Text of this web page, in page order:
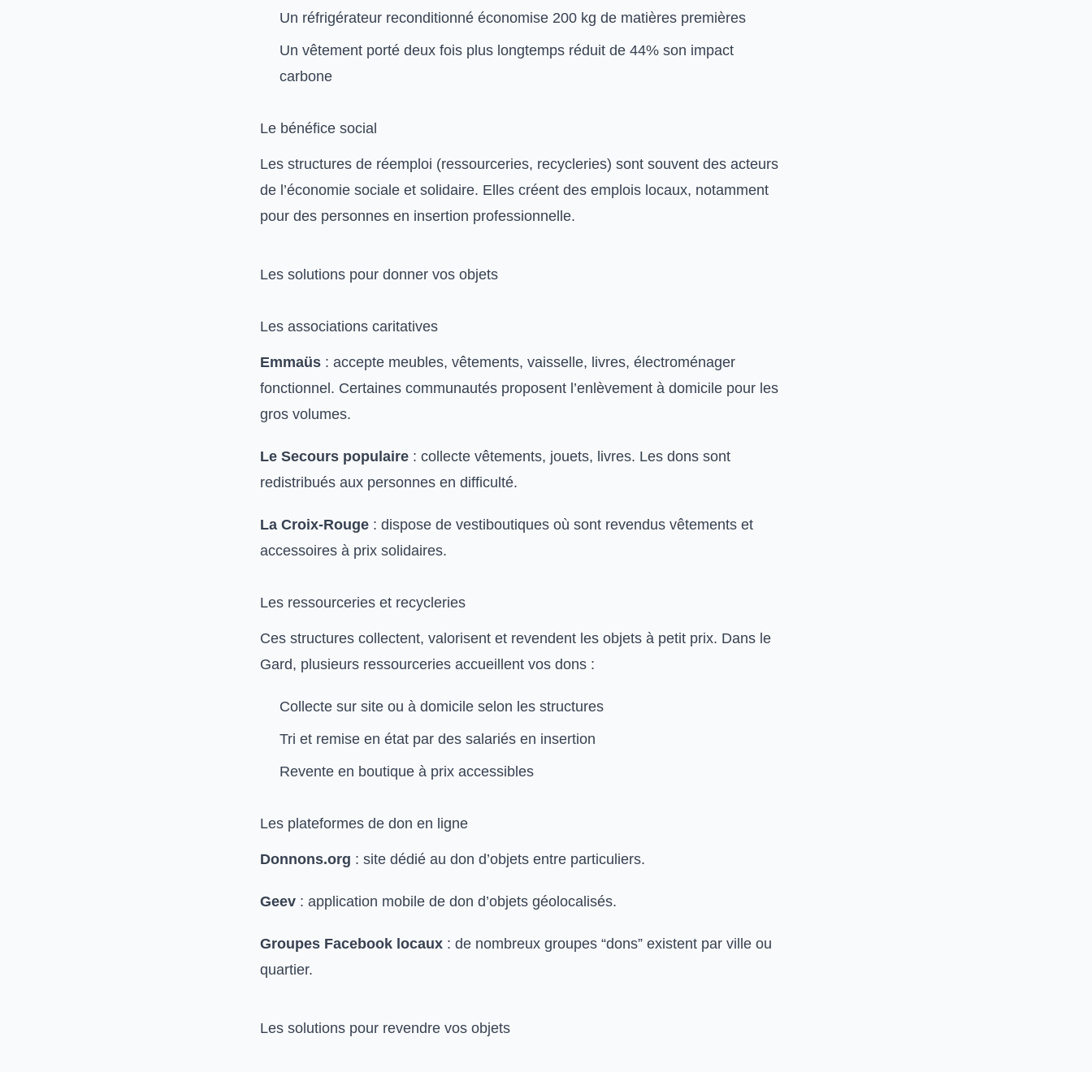
Un réfrigérateur reconditionné économise 200 kg de matières premières
Un vêtement porté deux fois plus longtemps réduit de 44% son impact
carbone
Le bénéfice social
Les structures de réemploi (ressourceries, recycleries) sont souvent des acteurs
de l’économie sociale et solidaire. Elles créent des emplois locaux, notamment
pour des personnes en insertion professionnelle.
Les solutions pour donner vos objets
Les associations caritatives
Emmaüs : accepte meubles, vêtements, vaisselle, livres, électroménager
fonctionnel. Certaines communautés proposent l’enlèvement à domicile pour les
gros volumes.
Le Secours populaire : collecte vêtements, jouets, livres. Les dons sont
redistribués aux personnes en difficulté.
La Croix-Rouge : dispose de vestiboutiques où sont revendus vêtements et
accessoires à prix solidaires.
Les ressourceries et recycleries
Ces structures collectent, valorisent et revendent les objets à petit prix. Dans le
Gard, plusieurs ressourceries accueillent vos dons :
Collecte sur site ou à domicile selon les structures
Tri et remise en état par des salariés en insertion
Revente en boutique à prix accessibles
Les plateformes de don en ligne
Donnons.org : site dédié au don d’objets entre particuliers.
Geev : application mobile de don d’objets géolocalisés.
Groupes Facebook locaux : de nombreux groupes “dons” existent par ville ou
quartier.
Les solutions pour revendre vos objets